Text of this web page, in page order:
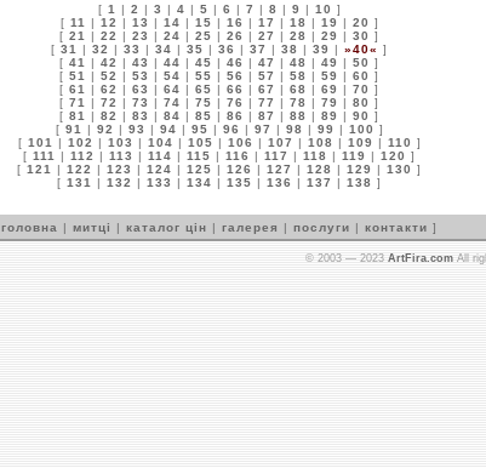
[ 1 | 2 | 3 | 4 | 5 | 6 | 7 | 8 | 9 | 10 ]
[ 11 | 12 | 13 | 14 | 15 | 16 | 17 | 18 | 19 | 20 ]
[ 21 | 22 | 23 | 24 | 25 | 26 | 27 | 28 | 29 | 30 ]
[ 31 | 32 | 33 | 34 | 35 | 36 | 37 | 38 | 39 | »40« ]
[ 41 | 42 | 43 | 44 | 45 | 46 | 47 | 48 | 49 | 50 ]
[ 51 | 52 | 53 | 54 | 55 | 56 | 57 | 58 | 59 | 60 ]
[ 61 | 62 | 63 | 64 | 65 | 66 | 67 | 68 | 69 | 70 ]
[ 71 | 72 | 73 | 74 | 75 | 76 | 77 | 78 | 79 | 80 ]
[ 81 | 82 | 83 | 84 | 85 | 86 | 87 | 88 | 89 | 90 ]
[ 91 | 92 | 93 | 94 | 95 | 96 | 97 | 98 | 99 | 100 ]
[ 101 | 102 | 103 | 104 | 105 | 106 | 107 | 108 | 109 | 110 ]
[ 111 | 112 | 113 | 114 | 115 | 116 | 117 | 118 | 119 | 120 ]
[ 121 | 122 | 123 | 124 | 125 | 126 | 127 | 128 | 129 | 130 ]
[ 131 | 132 | 133 | 134 | 135 | 136 | 137 | 138 ]
головна | митці | каталог цін | галерея | послуги | контакти ]
© 2003 — 2023 ArtFira.com All